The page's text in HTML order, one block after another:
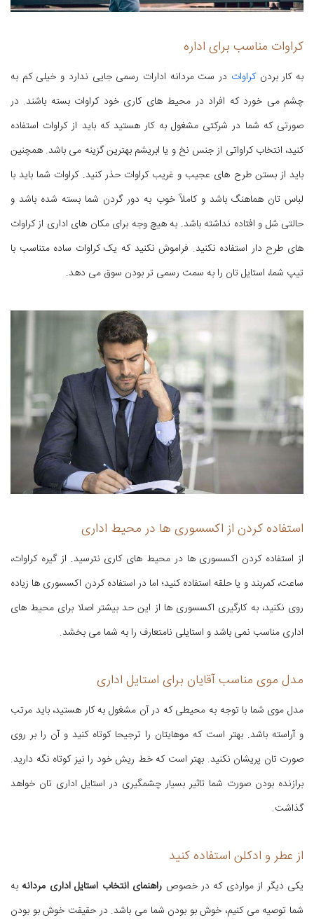
کراوات مناسب برای اداره
به کار بردنکراوات در ست مردانه ادارات رسمی جایی ندارد و خیلی کم به
چشم می خورد که افراد در محیط های کاری خود کراوات بسته باشند. در
صورتی که شما در شرکتی مشغول به کار هستید که باید از کراوات استفاده
کنید، انتخاب کراواتی از جنس نخ و یا ابریشم بهترین گزینه می باشد. همچنین
باید از بستن طرح های عجیب و غریب کراوات حذر کنید. کراوات شما باید با
لباس تان هماهنگ باشد و کاملاً خوب به دور گردن شما بسته شده باشد و
حالتی شل و افتاده نداشته باشد. به هیچ وجه برای مکان های اداری از کراوات
های طرح دار استفاده نکنید. فراموش نکنید که یک کراوات ساده متناسب با
تیپ شما، استایل تان را به سمت رسمی تر بودن سوق می دهد.
استفاده کردن از اکسسوری ها در محیط اداری
از استفاده کردن اکسسوری ها در محیط های کاری نترسید. از گیره کراوات،
ساعت، کمربند و یا حلقه استفاده کنید؛ اما در استفاده کردن اکسسوری ها زیاده
روی نکنید، به کارگیری اکسسوری ها از این حد بیشتر اصلا برای محیط های
اداری مناسب نمی باشد و استایلی نامتعارف را به شما می بخشد.
مدل موی مناسب آقایان برای استایل اداری
مدل موی شما با توجه به محیطی که در آن مشغول به کار هستید، باید مرتب
و آراسته باشد. بهتر است که موهایتان را ترجیحا کوتاه کنید و آن را بر روی
صورت تان پریشان نکنید. بهتر است که خط ریش خود را نیز کوتاه نگه دارید.
برازنده بودن صورت شما تاثیر بسیار چشمگیری در استایل اداری تان خواهد
گذاشت.
از عطر و ادکلن استفاده کنید
یکی دیگر از مواردی که در خصوص راهنمای انتخاب استایل اداری مردانه به
شما توصیه می کنیم، خوش بو بودن شما می باشد. در حقیقت خوش بو بودن